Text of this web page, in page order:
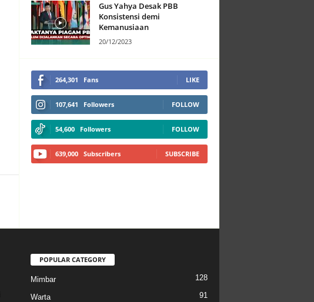
Gus Yahya Desak PBB
Konsistensi demi
Kemanusiaan
20/12/2023
264,301 Fans LIKE
107,641 Followers FOLLOW
54,600 Followers FOLLOW
639,000 Subscribers SUBSCRIBE
POPULAR CATEGORY
Mimbar 128
Warta 91